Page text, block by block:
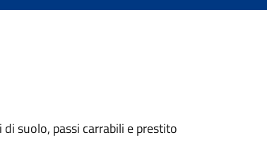
suolo, passi carrabili e prestito